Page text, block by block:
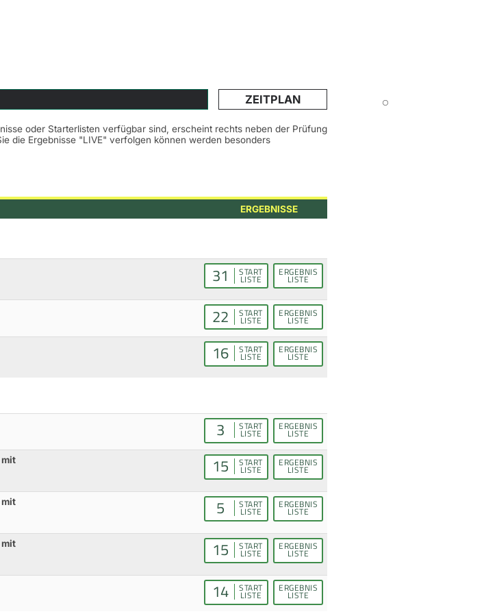
ZEITPLAN
oder Starterlisten verfügbar sind, erscheint rechts neben der Prüfung
die Ergebnisse "LIVE" verfolgen können werden besonders
ERGEBNISSE
31 START
LISTE
ERGEBNIS
LISTE
22 START
LISTE
ERGEBNIS
LISTE
16 START
LISTE
ERGEBNIS
LISTE
3 START
LISTE
ERGEBNIS
LISTE
mit
15 START
LISTE
ERGEBNIS
LISTE
mit
5 START
LISTE
ERGEBNIS
LISTE
mit
15 START
LISTE
ERGEBNIS
LISTE
14 START
LISTE
ERGEBNIS
LISTE